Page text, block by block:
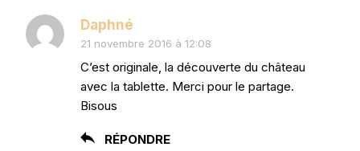
Daphné
21 novembre 2016 à 12:08
C’est originale, la découverte du château
avec la tablette. Merci pour le partage.
Bisous
RÉPONDRE